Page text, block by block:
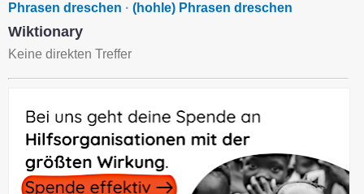
Phrasen dreschen · (hohle) Phrasen dreschen
Wiktionary
Keine direkten Treffer